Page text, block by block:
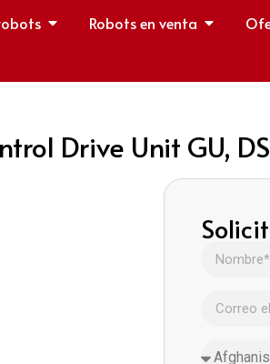
Robots en venta
Drive Unit GU,